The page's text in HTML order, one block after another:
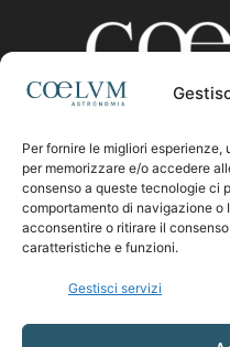
Per fornire le migliori
per memorizzare e/o accedere
consenso a queste tecnologie ci
comportamento di navigazione o
acconsentire o ritirare il
caratteristiche e funzioni.
Gestisci servizi
Contattaci: